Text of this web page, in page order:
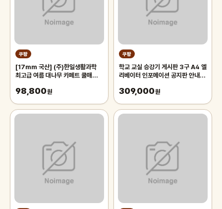
쿠팡
[17mm 국산] (주)한일생활과학
최고급 여름 대나무 카페트 쿨매트
침대 장판 자리_두꺼운 폭신한 튼튼
98,800원
쿠팡
학교 교실 승강기 게시판 3구 A4 엘
리베이터 인포메이션 공지판 안내문
309,000원